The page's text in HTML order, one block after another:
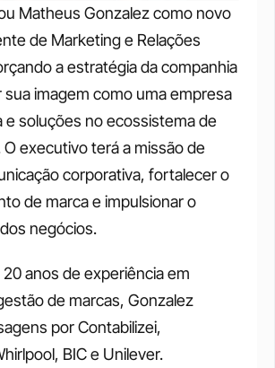
Matheus Gonzalez como novo
de Marketing e Relações
a estratégia da companhia
sua imagem como uma empresa
e soluções no ecossistema de
executivo terá a missão de
corporativa, fortalecer o
de marca e impulsionar o
negócios.
anos de experiência em
de marcas, Gonzalez
por Contabilizei,
BIC e Unilever.